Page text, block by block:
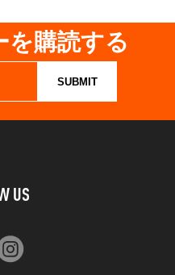
を購読する
US